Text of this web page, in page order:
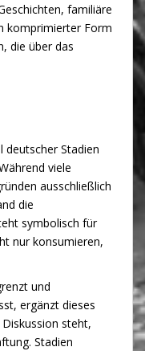
familiäre
komprimierter Form
die über das
deutscher Stadien
viele
ausschließlich
die
symbolisch für
nur konsumieren,
und
ergänzt dieses
steht,
Stadien